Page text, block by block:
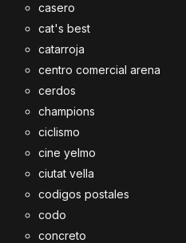
casero
cat's best
catarroja
centro comercial arena
cerdos
champions
ciclismo
cine yelmo
ciutat vella
codigos postales
codo
concreto